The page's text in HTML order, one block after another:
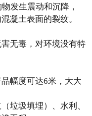
发生震动和沉降，
凝土表面的裂纹。
无毒，对环境没有特
幅度可达6米，大大
垃圾填埋）、水利、